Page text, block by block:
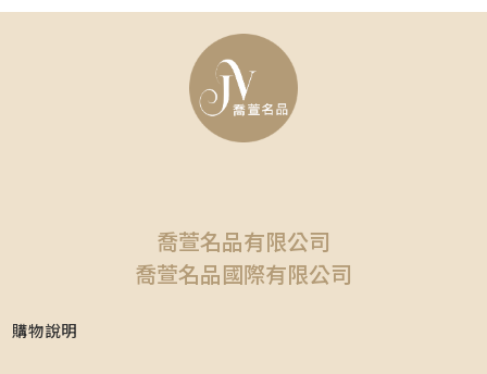
喬萱名品有限公司
喬萱名品國際有限公司
購物說明